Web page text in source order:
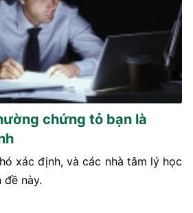
chứng tỏ bạn là
xác định, và các nhà tâm lý học
đề này.